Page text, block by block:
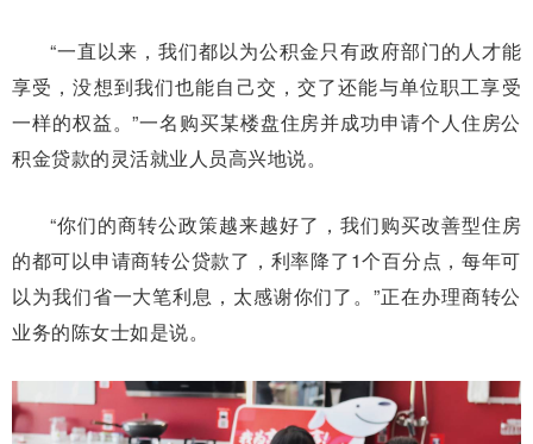
“一直以来，我们都以为公积金只有政府部门的人才能
享受，没想到我们也能自己交，交了还能与单位职工享受
一样的权益。”一名购买某楼盘住房并成功申请个人住房公
积金贷款的灵活就业人员高兴地说。
“你们的商转公政策越来越好了，我们购买改善型住房
的都可以申请商转公贷款了，利率降了1个百分点，每年可
以为我们省一大笔利息，太感谢你们了。”正在办理商转公
业务的陈女士如是说。